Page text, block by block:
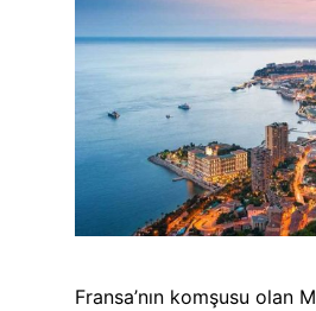
Fransa’nın komşusu olan